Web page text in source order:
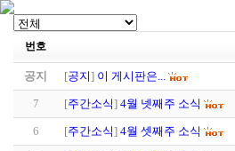
번호
공지 [공지] 이 게시판은...
7 [주간소식] 4월 넷째주 소식
6 [주간소식] 4월 셋째주 소식